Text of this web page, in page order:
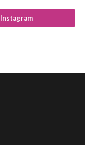
Instagram